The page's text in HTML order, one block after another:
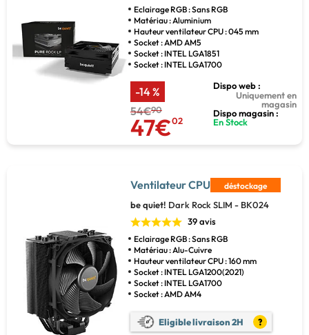
Eclairage RGB : Sans RGB
Matériau : Aluminium
Hauteur ventilateur CPU : 045 mm
Socket : AMD AM5
Socket : INTEL LGA1851
Socket : INTEL LGA1700
-14 %
54€90
47€02
Dispo web :
Uniquement en
magasin
Dispo magasin :
En Stock
Ventilateur CPU déstockage
be quiet! Dark Rock SLIM - BK024
39 avis
Eclairage RGB : Sans RGB
Matériau : Alu-Cuivre
Hauteur ventilateur CPU : 160 mm
Socket : INTEL LGA1200(2021)
Socket : INTEL LGA1700
Socket : AMD AM4
Eligible livraison 2H ?